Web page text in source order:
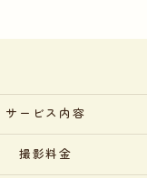
サービス内容
撮影料金